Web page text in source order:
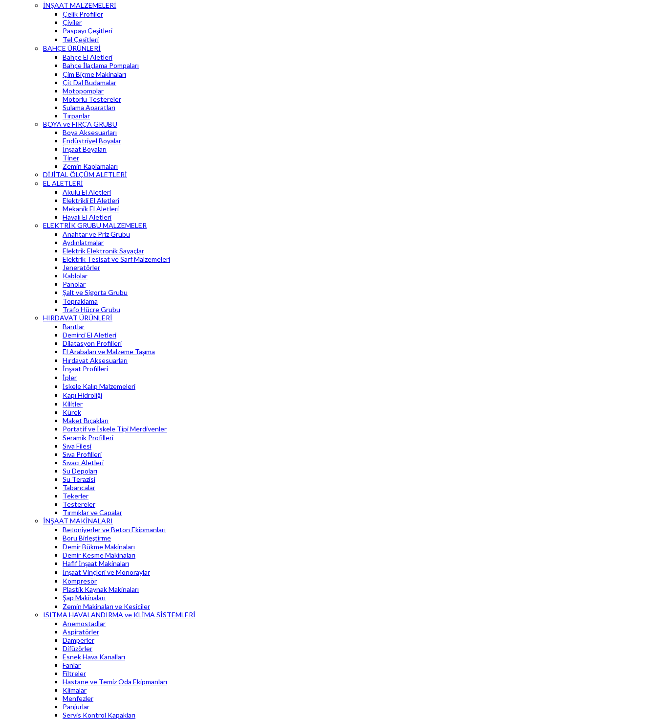
İNŞAAT MALZEMELERİ
Çelik Profiller
Çiviler
Paspayı Çeşitleri
Tel Çeşitleri
BAHÇE ÜRÜNLERİ
Bahçe El Aletleri
Bahçe İlaçlama Pompaları
Çim Biçme Makinaları
Çit Dal Budamalar
Motopomplar
Motorlu Testereler
Sulama Aparatları
Tırpanlar
BOYA ve FIRÇA GRUBU
Boya Aksesuarları
Endüstriyel Boyalar
İnşaat Boyaları
Tiner
Zemin Kaplamaları
DİJİTAL ÖLÇÜM ALETLERİ
EL ALETLERİ
Akülü El Aletleri
Elektrikli El Aletleri
Mekanik El Aletleri
Havalı El Aletleri
ELEKTRİK GRUBU MALZEMELER
Anahtar ve Priz Grubu
Aydınlatmalar
Elektrik Elektronik Sayaçlar
Elektrik Tesisat ve Sarf Malzemeleri
Jeneratörler
Kablolar
Panolar
Şalt ve Sigorta Grubu
Topraklama
Trafo Hücre Grubu
HIRDAVAT ÜRÜNLERİ
Bantlar
Demirci El Aletleri
Dilatasyon Profilleri
El Arabaları ve Malzeme Taşıma
Hırdavat Aksesuarları
İnşaat Profilleri
İpler
İskele Kalıp Malzemeleri
Kapı Hidroliği
Kilitler
Kürek
Maket Bıçakları
Portatif ve İskele Tipi Merdivenler
Seramik Profilleri
Sıva Filesi
Sıva Profilleri
Sıvacı Aletleri
Su Depoları
Su Terazisi
Tabancalar
Tekerler
Testereler
Tırmıklar ve Çapalar
İNŞAAT MAKİNALARI
Betoniyerler ve Beton Ekipmanları
Boru Birleştirme
Demir Bükme Makinaları
Demir Kesme Makinaları
Hafif İnşaat Makinaları
İnşaat Vinçleri ve Monoraylar
Kompresör
Plastik Kaynak Makinaları
Şap Makinaları
Zemin Makinaları ve Kesiciler
ISITMA HAVALANDIRMA ve KLİMA SİSTEMLERİ
Anemostadlar
Aspiratörler
Damperler
Difüzörler
Esnek Hava Kanalları
Fanlar
Filtreler
Hastane ve Temiz Oda Ekipmanları
Klimalar
Menfezler
Panjurlar
Servis Kontrol Kapakları